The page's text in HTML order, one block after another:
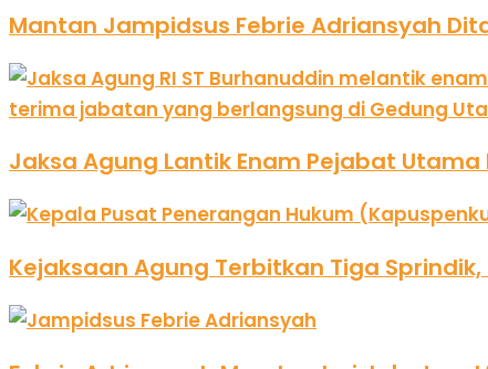
Mantan Jampidsus Febrie Adriansyah
Jaksa Agung Lantik Enam Pejabat
Kejaksaan Agung Terbitkan Tiga